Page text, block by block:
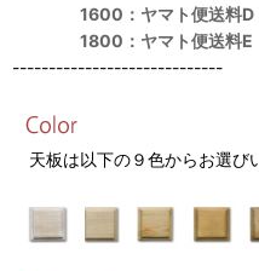
1600：ヤマト便送料D
1800：ヤマト便送料E
-----------------------------
天板は以下の９色からお選び